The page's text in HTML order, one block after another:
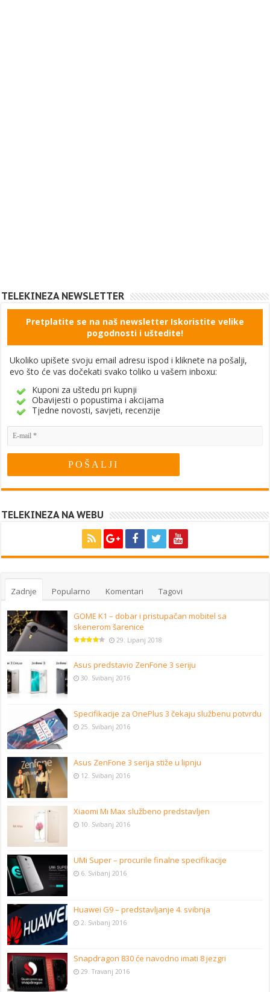
TELEKINEZA NEWSLETTER
Pretplatite se na naš newsletter Iskoristite velike
pogodnosti i uštedite!
Ukoliko upišete svoju email adresu ispod i kliknete na pošalji,
evo što će vas dočekati svako toliko u vašem inboxu:
Kuponi za uštedu pri kupnji
Obavijesti o popustima i akcijama
Tjedne novosti, savjeti, recenzije
TELEKINEZA NA WEBU
Zadnje Popularno Komentari Tagovi
GOME K1 – dobar i pristupačan mobitel sa
skenerom šarenice
29. Lipanj 2018
Asus predstavio ZenFone 3 seriju
30. Svibanj 2016
Specifikacije za OnePlus 3 čekaju službenu potvrdu
25. Svibanj 2016
Asus ZenFone 3 serija stiže u lipnju
12. Svibanj 2016
Xiaomi Mi Max službeno predstavljen
10. Svibanj 2016
UMi Super – procurile finalne specifikacije
6. Svibanj 2016
Huawei G9 – predstavljanje 4. svibnja
2. Svibanj 2016
Snapdragon 830 će navodno imati 8 jezgri
29. Travanj 2016